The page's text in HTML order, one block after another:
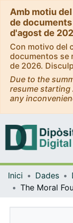
Amb motiu
de
d'agost de
Con motivo del
documentos se
de 2026.
Due to the
resume starting
any
Inici Dades